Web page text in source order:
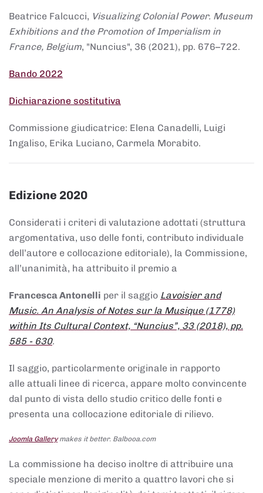
Beatrice Falcucci, Visualizing Colonial Power. Museum
Exhibitions and the Promotion of Imperialism in
France, Belgium, "Nuncius", 36 (2021), pp. 676–722.
Bando 2022
Dichiarazione sostitutiva
Commissione giudicatrice: Elena Canadelli, Luigi
Ingaliso, Erika Luciano, Carmela Morabito.
Edizione 2020
Considerati i criteri di valutazione adottati (struttura
argomentativa, uso delle fonti, contributo individuale
dell’autore e collocazione editoriale), la Commissione,
all’unanimità, ha attribuito il premio a
Francesca Antonelli per il saggio Lavoisier and
Music. An Analysis of Notes sur la Musique (1778)
within Its Cultural Context, “Nuncius”, 33 (2018), pp.
585 - 630.
Il saggio, particolarmente originale in rapporto
alle attuali linee di ricerca, appare molto convincente
dal punto di vista dello studio critico delle fonti e
presenta una collocazione editoriale di rilievo.
Joomla Gallerymakes it better. Balbooa.com
La commissione ha deciso inoltre di attribuire una
speciale menzione di merito a quattro lavori che si